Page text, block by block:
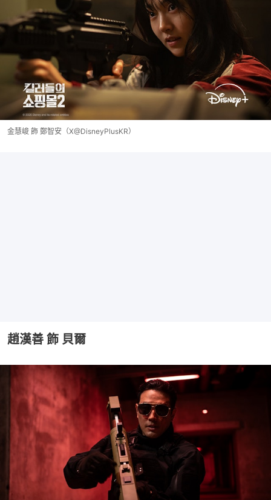
金慧峻 飾 鄭智安（X@DisneyPlusKR）
趙漢善 飾 貝爾